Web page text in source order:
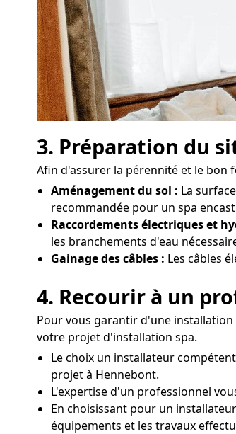
3. Préparation du
Afin d'assurer la pérennité et le bon
Aménagement du sol : La
recommandée pour un spa
Raccordements électriques et
les branchements d'eau
Gainage des câbles : Les câbles
4. Recourir à un
Pour vous garantir d'une
votre projet d'installation spa.
Le choix un installateur
projet à Hennebont.
L'expertise d'un professionnel
En choisissant pour un
équipements et les travaux